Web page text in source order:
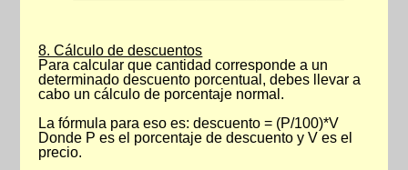
8. Cálculo de descuentos
Para calcular que cantidad corresponde a un
determinado descuento porcentual, debes llevar a
cabo un cálculo de porcentaje normal.
La fórmula para eso es: descuento = (P/100)*V
Donde P es el porcentaje de descuento y V es el
precio.